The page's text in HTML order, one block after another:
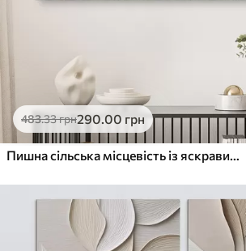
483.33грн290.00 грн
Пишна сільська місцевість із яскравим лугом диких квітів, наповненим різнокольоровими квітами під хмарним небом